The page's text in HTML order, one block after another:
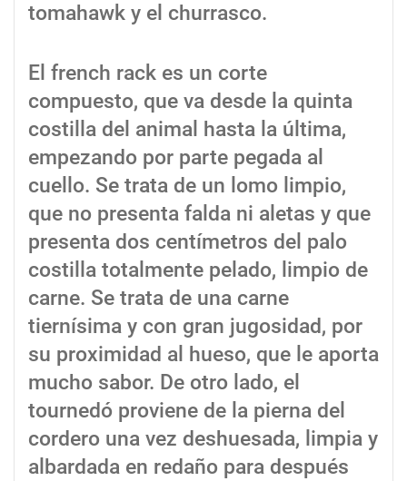
tomahawk y el churrasco.
El french rack es un corte
compuesto, que va desde la quinta
costilla del animal hasta la última,
empezando por parte pegada al
cuello. Se trata de un lomo limpio,
que no presenta falda ni aletas y que
presenta dos centímetros del palo
costilla totalmente pelado, limpio de
carne. Se trata de una carne
tiernísima y con gran jugosidad, por
su proximidad al hueso, que le aporta
mucho sabor. De otro lado, el
tournedó proviene de la pierna del
cordero una vez deshuesada, limpia y
albardada en redaño para después